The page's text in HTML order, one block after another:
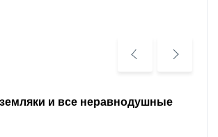
и все неравнодушные